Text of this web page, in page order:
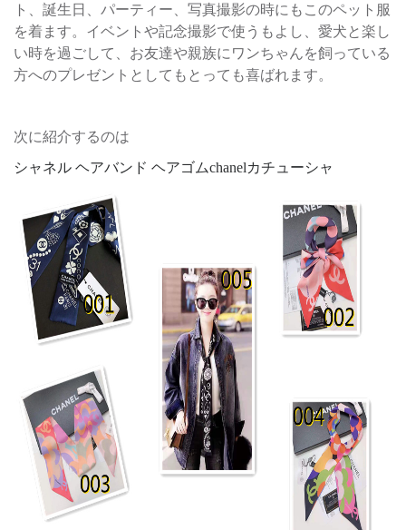
ト、誕生日、パーティー、写真撮影の時にもこのペット服
を着ます。イベントや記念撮影で使うもよし、愛犬と楽し
い時を過ごして、お友達や親族にワンちゃんを飼っている
方へのプレゼントとしてもとっても喜ばれます。
次に紹介するのは
シャネル ヘアバンド ヘアゴムchanelカチューシャ